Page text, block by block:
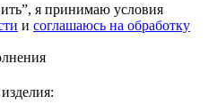
я принимаю условия
и соглашаюсь на обработку